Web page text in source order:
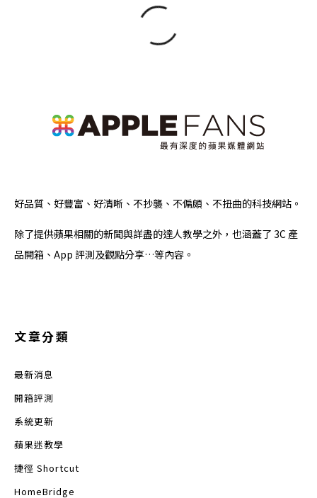
好品質、好豐富、好清晰、不抄襲、不偏頗、不扭曲的科技網站。
除了提供蘋果相關的新聞與詳盡的達人教學之外，也涵蓋了 3C 產
品開箱、App 評測及觀點分享…等內容。
文章分類
最新消息
開箱評測
系統更新
蘋果迷教學
捷徑 Shortcut
HomeBridge